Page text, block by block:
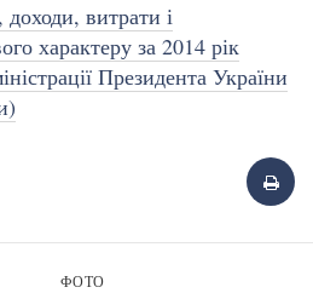
витрати і
характеру за 2014 рік
Президента України
ФОТО